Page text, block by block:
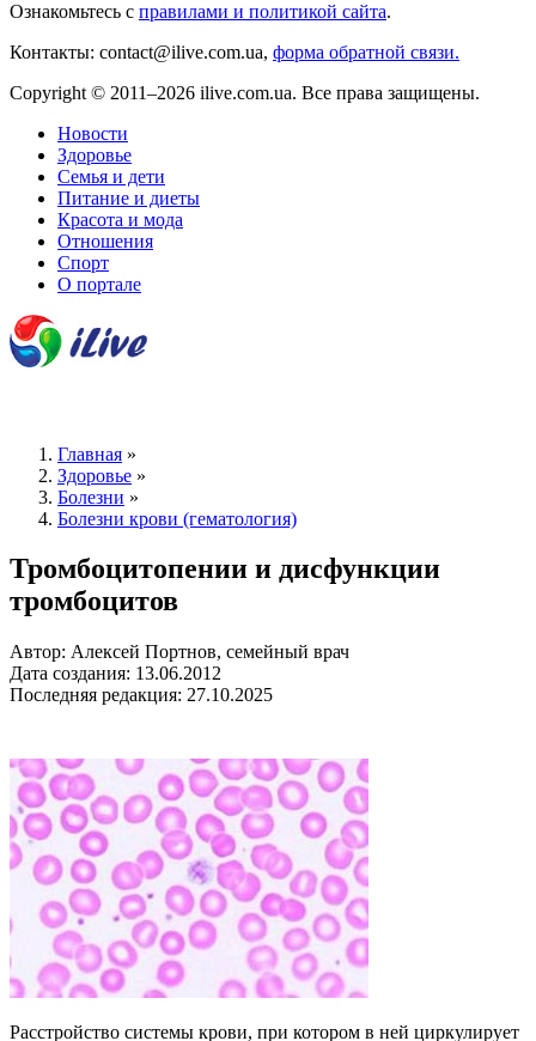
Ознакомьтесь с правилами и политикой сайта.
Контакты: contact@ilive.com.ua, форма обратной связи.
Copyright © 2011–2026 ilive.com.ua. Все права защищены.
Новости
Здоровье
Семья и дети
Питание и диеты
Красота и мода
Отношения
Спорт
О портале
Главная »
Здоровье »
Болезни »
Болезни крови (гематология)
Тромбоцитопении и дисфункции
тромбоцитов
Автор: Алексей Портнов, семейный врач
Дата создания: 13.06.2012
Последняя редакция: 27.10.2025
Расстройство системы крови, при котором в ней циркулирует